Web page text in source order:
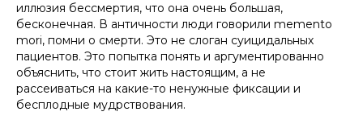
иллюзия бессмертия, что она очень большая,
бесконечная. В античности люди говорили memento
mori, помни о смерти. Это не слоган суицидальных
пациентов. Это попытка понять и аргументированно
объяснить, что стоит жить настоящим, а не
рассеиваться на какие-то ненужные фиксации и
бесплодные мудрствования.